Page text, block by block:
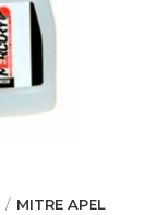
MITRE APEL